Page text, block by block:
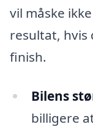
vil måske
resultat, hvis
finish.
Bilens
billigere